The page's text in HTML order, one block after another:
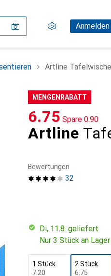
Einstellungen
KundenkontoAnmelden
Vergleichslisten
Merklisten
Warenkorb
Artline
MENGENRABATT
Artline
CHF
6.75 Spare CHF
0.90
32
Bewertungen
Di, 11.8. geliefert
Nur 3 Stück an Lager
1 Stück
CHF
7.20
2 Stück
CHF
6.75